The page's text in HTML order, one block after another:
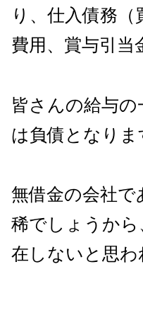
り、仕入債務
費用、賞与引当
皆さんの給与
は負債となりま
無借金の会社
稀でしょうか
在しないと思わ